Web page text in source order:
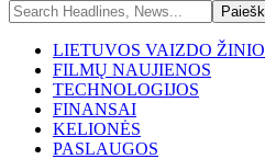
LIETUVOS VAIZDO
FILMŲ NAUJIENOS
TECHNOLOGIJOS
FINANSAI
KELIONĖS
PASLAUGOS